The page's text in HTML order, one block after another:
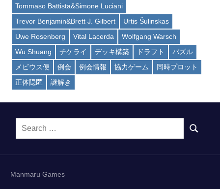
Tommaso Battista&Simone Luciani
Trevor Benjamin&Brett J. Gilbert
Urtis Šulinskas
Uwe Rosenberg
Vital Lacerda
Wolfgang Warsch
Wu Shuang
チケライ デッキ構築 ドラフト
パズル
メビウス便
例会 例会情報 協力ゲーム
同時プロット
正体隠匿
謎解き
Search
SEARCH
Manmaru Games